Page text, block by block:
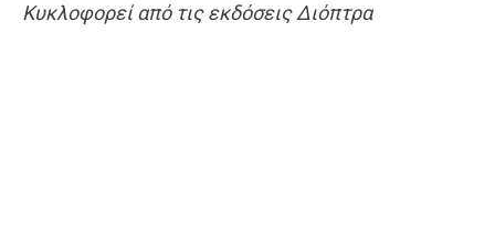
Κυκλοφορεί από τις εκδόσεις Διόπτρα